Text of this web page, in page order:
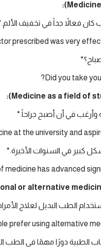
كان فعالاً جداً في تخفيف
في أن أصبح جراحاً.*
كبير في السنوات الأخيرة.*
الطب البديل لعلاج
الطبية دورًا مهمًا في الطب